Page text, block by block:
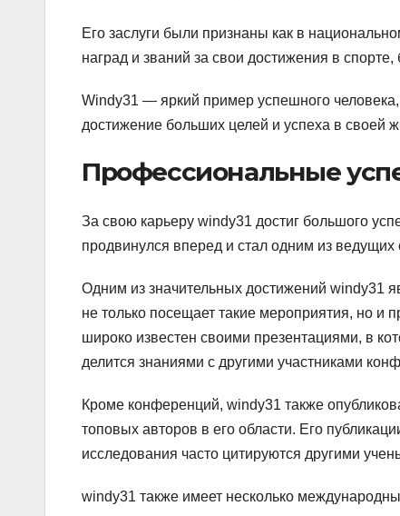
Его заслуги были признаны как в
наград и званий за свои достижения в
Windy31 — яркий пример успешного
достижение больших целей и успеха в своей
Профессиональные
За свою карьеру windy31 достиг большого
продвинулся вперед и стал одним из ведущих
Одним из значительных достижений windy31
не только посещает такие мероприятия, но и
широко известен своими презентациями, в
делится знаниями с другими участниками
Кроме конференций, windy31 также
топовых авторов в его области. Его
исследования часто цитируются другими
windy31 также имеет несколько